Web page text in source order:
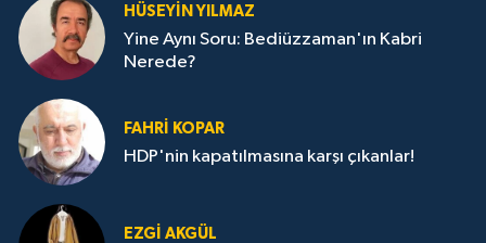
HÜSEYIN YILMAZ
Yine Aynı Soru: Bediüzzaman'ın Kabri
Nerede?
FAHRI KOPAR
HDP'nin kapatılmasına karşı çıkanlar!
EZGI AKGÜL